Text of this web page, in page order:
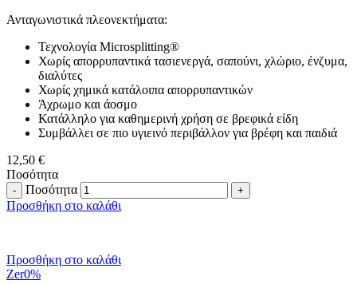
Ανταγωνιστικά πλεονεκτήματα:
Τεχνολογία Microsplitting®
Χωρίς απορρυπαντικά τασιενεργά, σαπούνι, χλώριο, ένζυμα,
διαλύτες
Χωρίς χημικά κατάλοιπα απορρυπαντικών
Άχρωμο και άοσμο
Κατάλληλο για καθημερινή χρήση σε βρεφικά είδη
Συμβάλλει σε πιο υγιεινό περιβάλλον για βρέφη και παιδιά
12,50 €
Ποσότητα
Ποσότητα
Προσθήκη στο καλάθι
Προσθήκη στο καλάθι
Zer0%